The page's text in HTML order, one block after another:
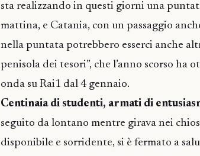
sta realizzando in questi giorni una
mattina, e Catania, con un passaggio
nella puntata potrebbero esserci anche
penisola dei tesori”, che l’anno scorso
onda su Rai1 dal 4 gennaio.
Centinaia di studenti, armati di
seguito da lontano mentre girava nei
disponibile e sorridente, si è fermato a